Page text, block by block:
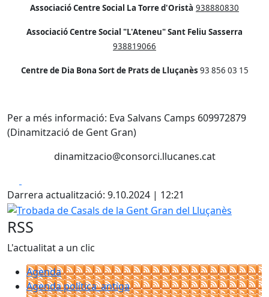
Associació Centre Social La Torre d'Oristà 938880830
Associació Centre Social "L'Ateneu" Sant Feliu Sasserra
938819066
Centre de Dia Bona Sort de Prats de Lluçanès 93 856 03 15
Per a més informació: Eva Salvans Camps 609972879
(Dinamització de Gent Gran)
dinamitzacio@consorci.llucanes.cat
Darrera actualització: 9.10.2024 | 12:21
Trobada de Casals de la Gent Gran del Lluçanès
RSS
L'actualitat a un clic
Agenda
Agenda política_antiga